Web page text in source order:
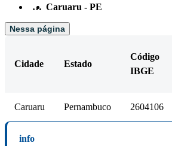
… Caruaru - PE
Nessa página
Cidade Estado
Código
IBGE
Caruaru Pernambuco 2604106
info